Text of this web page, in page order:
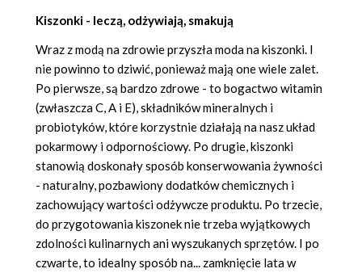
Kiszonki - leczą, odżywiają, smakują
Wraz z modą na zdrowie przyszła moda na kiszonki. I
nie powinno to dziwić, ponieważ mają one wiele zalet.
Po pierwsze, są bardzo zdrowe - to bogactwo witamin
(zwłaszcza C, A i E), składników mineralnych i
probiotyków, które korzystnie działają na nasz układ
pokarmowy i odpornościowy. Po drugie, kiszonki
stanowią doskonały sposób konserwowania żywności
- naturalny, pozbawiony dodatków chemicznych i
zachowujący wartości odżywcze produktu. Po trzecie,
do przygotowania kiszonek nie trzeba wyjątkowych
zdolności kulinarnych ani wyszukanych sprzętów. I po
czwarte, to idealny sposób na... zamknięcie lata w